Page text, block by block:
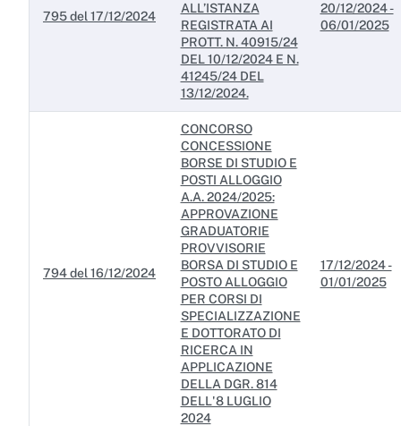
795 del 17/12/2024
ALL’ISTANZA
REGISTRATA AI
PROTT. N. 40915/24
DEL 10/12/2024 E N.
41245/24 DEL
13/12/2024.
20/12/2024 -
06/01/2025
794 del 16/12/2024
CONCORSO
CONCESSIONE
BORSE DI STUDIO E
POSTI ALLOGGIO
A.A. 2024/2025:
APPROVAZIONE
GRADUATORIE
PROVVISORIE
BORSA DI STUDIO E
POSTO ALLOGGIO
PER CORSI DI
SPECIALIZZAZIONE
E DOTTORATO DI
RICERCA IN
APPLICAZIONE
DELLA DGR. 814
DELL'8 LUGLIO
2024
17/12/2024 -
01/01/2025